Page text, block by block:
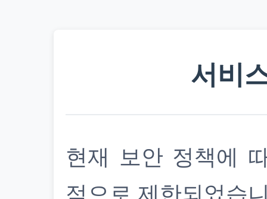
서비
현재 보안 정책에
적으로 제한되었습